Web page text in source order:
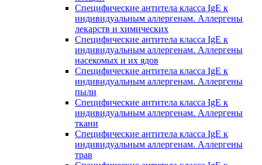
Специфические антитела класса IgE к
индивидуальным аллергенам. Аллергены
лекарств и химических
Специфические антитела класса IgE к
индивидуальным аллергенам. Аллергены
насекомых и их ядов
Специфические антитела класса IgE к
индивидуальным аллергенам. Аллергены
пыли
Специфические антитела класса IgE к
индивидуальным аллергенам. Аллергены
ткани
Специфические антитела класса IgE к
индивидуальным аллергенам. Аллергены
трав